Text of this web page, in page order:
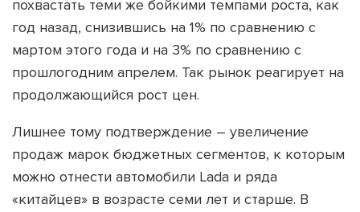
похвастать теми же бойкими темпами роста, как
год назад, снизившись на 1% по сравнению с
мартом этого года и на 3% по сравнению с
прошлогодним апрелем. Так рынок реагирует на
продолжающийся рост цен.
Лишнее тому подтверждение – увеличение
продаж марок бюджетных сегментов, к которым
можно отнести автомобили Lada и ряда
«китайцев» в возрасте семи лет и старше. В